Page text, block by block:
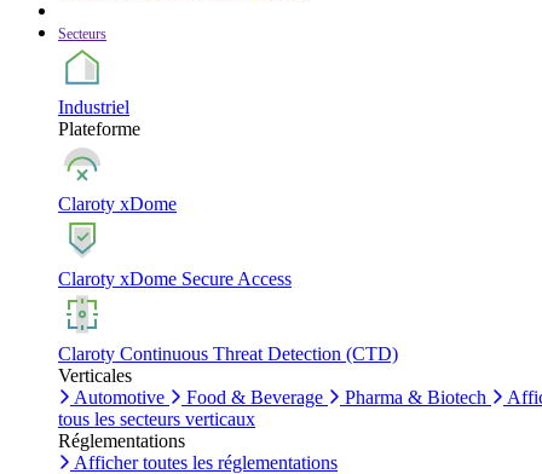
Secteurs
Industriel
Plateforme
Claroty xDome
Claroty xDome Secure Access
Claroty Continuous Threat Detection (CTD)
Verticales
Automotive
Food & Beverage Pharma & Biotech
tous les secteurs verticaux
Réglementations
Afficher toutes les réglementations